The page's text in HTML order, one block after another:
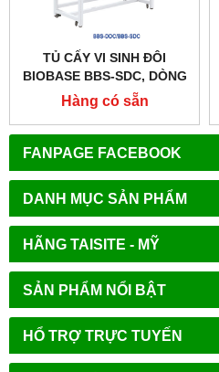
FANPAGE FACEBOOK
DANH MỤC SẢN PHẨM
HÃNG TAISITE - MỸ
SẢN PHẨM NỔI BẬT
HỔ TRỢ TRỰC TUYẾN
TỦ CẤY VI SINH ĐÔI
BIOBASE BBS-SDC, DÒNG
KHÍ THỔI ĐỨNG
Hàng có sẵn